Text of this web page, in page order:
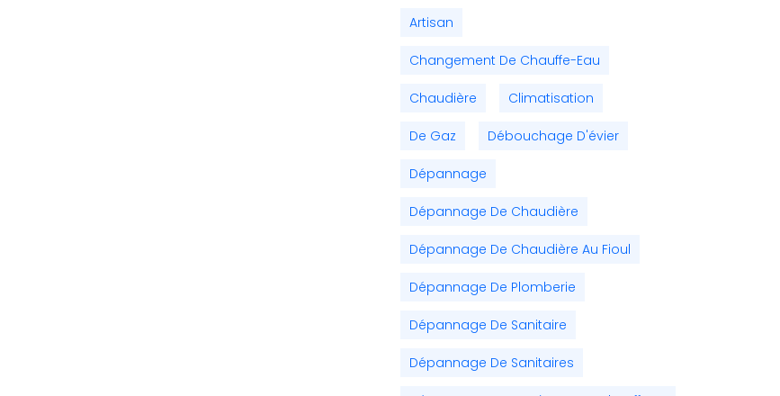
Artisan
Changement De Chauffe-Eau
Chaudière Climatisation
De Gaz Débouchage D'évier
Dépannage
Dépannage De Chaudière
Dépannage De Chaudière Au Fioul
Dépannage De Plomberie
Dépannage De Sanitaire
Dépannage De Sanitaires